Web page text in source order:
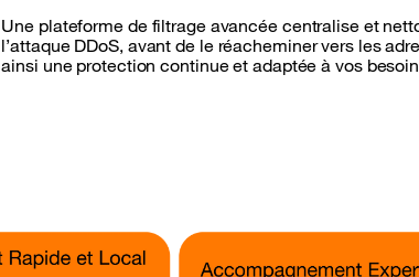
Une plateforme de filtrage avancée centralise et
l’attaque DDoS, avant de le réacheminer vers les
ainsi une protection continue et adaptée à vos